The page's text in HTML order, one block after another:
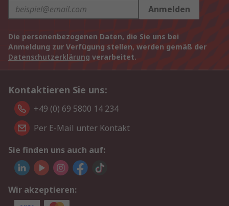
Anmelden
Die personenbezogenen Daten, die Sie uns bei
Anmeldung zur Verfügung stellen, werden gemäß der
Datenschutzerklärung verarbeitet.
Kontaktieren Sie uns:
+49 (0) 69 5800 14 234
Per E-Mail unter Kontakt
Sie finden uns auch auf:
Wir akzeptieren: